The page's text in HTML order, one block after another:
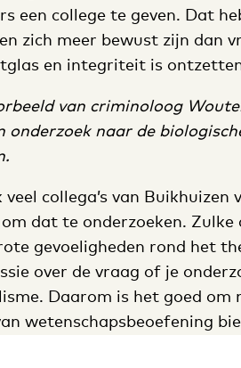
een college te geven. Dat
zich meer bewust zijn dan
en integriteit is
van criminoloog
naar de
collega’s van Buikhuizen
dat te onderzoeken. Zulke
gevoeligheden rond het
over de vraag of je
Daarom is het goed om
wetenschapsbeoefening